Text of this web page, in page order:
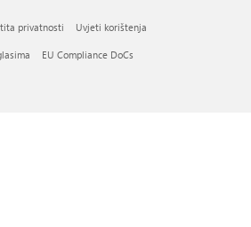
privatnosti Uvjeti korištenja
EU Compliance DoCs